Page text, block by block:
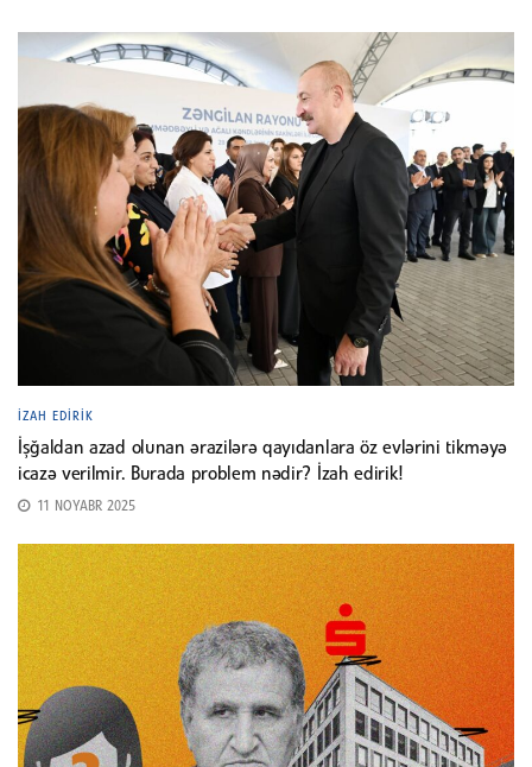
İZAH EDIRIK
İşğaldan azad olunan ərazilərə qayıdanlara öz evlərini tikməyə
icazə verilmir. Burada problem nədir? İzah edirik!
11 NOYABR 2025